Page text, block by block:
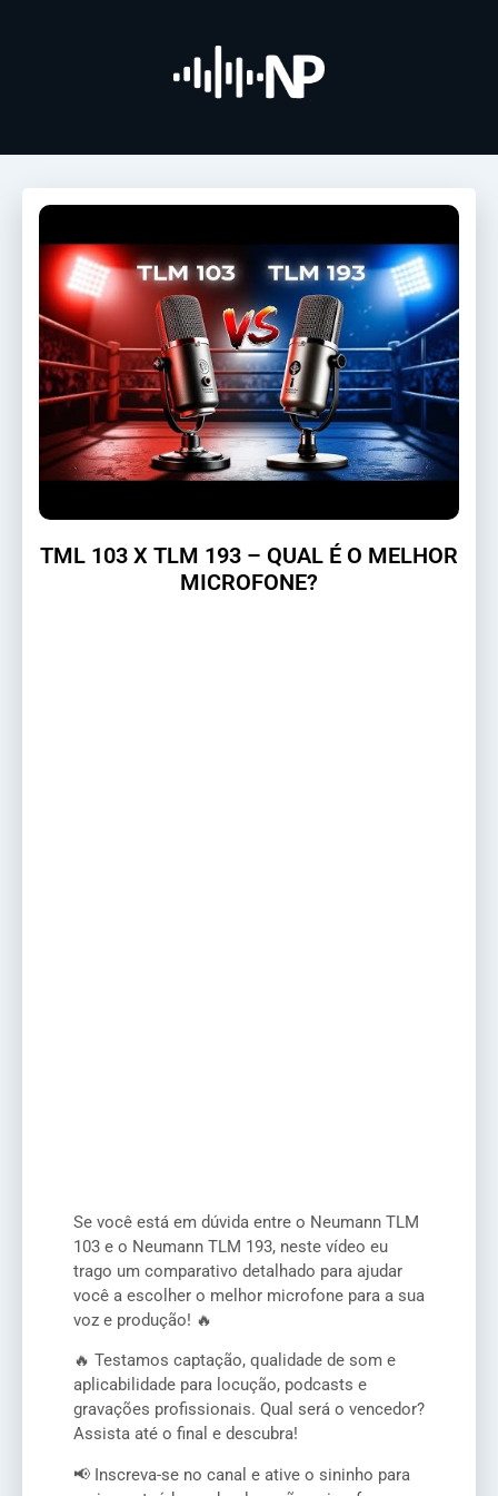
TML 103 X TLM 193 – QUAL É O MELHOR
MICROFONE?
Se você está em dúvida entre o Neumann TLM
103 e o Neumann TLM 193, neste vídeo eu
trago um comparativo detalhado para ajudar
você a escolher o melhor microfone para a sua
voz e produção! 🔥
🔥 Testamos captação, qualidade de som e
aplicabilidade para locução, podcasts e
gravações profissionais. Qual será o vencedor?
Assista até o final e descubra!
📢 Inscreva-se no canal e ative o sininho para